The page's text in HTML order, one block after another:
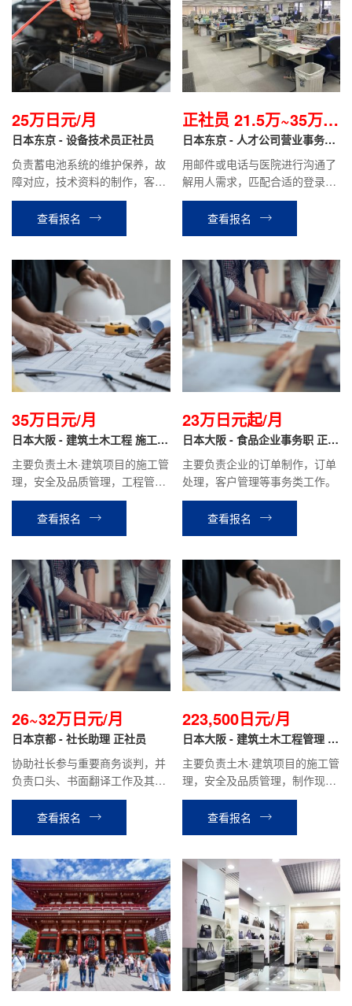
25万日元/月
日本东京 - 设备技术员正社员
负责蓄电池系统的维护保养，故
障对应，技术资料的制作，客户
对应等工作。
查看报名
正社员 21.5万~35万日
元起/月
日本东京 - 人才公司营业事务岗
用邮件或电话与医院进行沟通了
解用人需求，匹配合适的登录人
才，并进行介绍，协助人才面试
等公司安排的工作。
查看报名
35万日元/月
日本大阪 - 建筑土木工程 施工管
主要负责土木·建筑项目的施工管
理，安全及品质管理，工程管
理，图纸及相关资料的制作。
查看报名
23万日元起/月
日本大阪 - 食品企业事务职 正社
主要负责企业的订单制作，订单
处理，客户管理等事务类工作。
查看报名
26~32万日元/月
日本京都 - 社长助理 正社员
协助社长参与重要商务谈判，并
负责口头、书面翻译工作及其他
资料的撰写；协助处理银行，行
政，财务相关业务；协助日本商
业信息的收集及业务拓展，做好
查看报名
223,500日元/月
日本大阪 - 建筑土木工程管理 正
社员
主要负责土木·建筑项目的施工管
理，安全及品质管理，制作现场
的施工计划书、报价单、检查报
告等，材料分配管理等业务。
查看报名